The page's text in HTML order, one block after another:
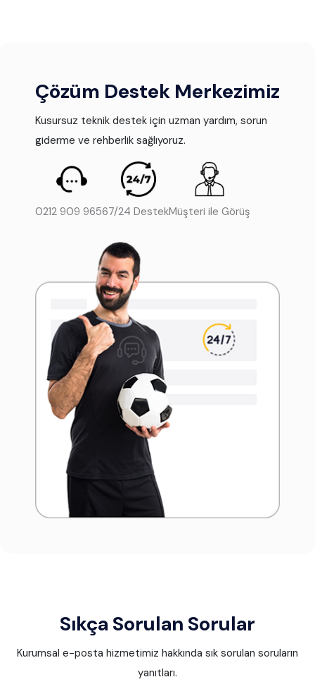
Çözüm Destek Merkezimiz
Kusursuz teknik destek için uzman yardım, sorun
giderme ve rehberlik sağlıyoruz.
0212 909 96567/24 DestekMüşteri ile Görüş
Sıkça Sorulan Sorular
Kurumsal e-posta hizmetimiz hakkında sık sorulan soruların
yanıtları.